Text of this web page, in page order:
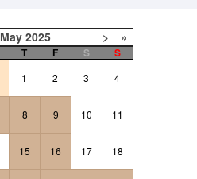
May 2025 > »
T F S
S
1 2 3 4
8 9 10 11
15 16 17 18